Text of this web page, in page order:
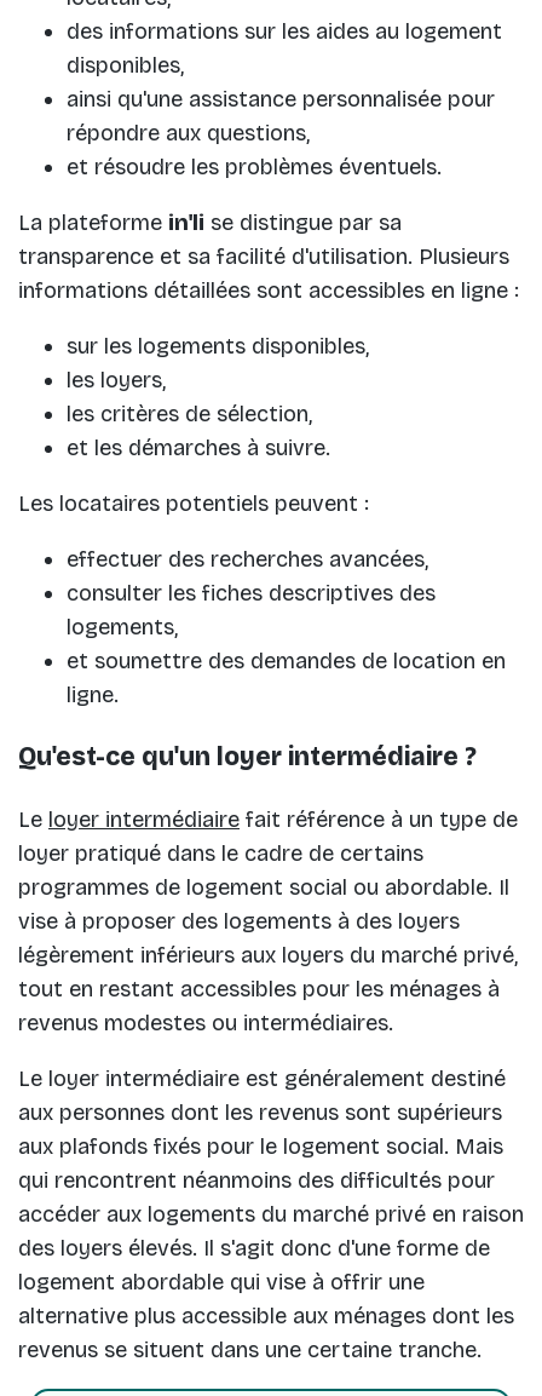
des informations sur les aides au logement
disponibles,
ainsi qu'une assistance personnalisée pour
répondre aux questions,
et résoudre les problèmes éventuels.
La plateforme in'li se distingue par sa
transparence et sa facilité d'utilisation. Plusieurs
informations détaillées sont accessibles en ligne :
sur les logements disponibles,
les loyers,
les critères de sélection,
et les démarches à suivre.
Les locataires potentiels peuvent :
effectuer des recherches avancées,
consulter les fiches descriptives des
logements,
et soumettre des demandes de location en
ligne.
Qu'est-ce qu'un loyer intermédiaire ?
Le loyer intermédiaire fait référence à un type de
loyer pratiqué dans le cadre de certains
programmes de logement social ou abordable. Il
vise à proposer des logements à des loyers
légèrement inférieurs aux loyers du marché privé,
tout en restant accessibles pour les ménages à
revenus modestes ou intermédiaires.
Le loyer intermédiaire est généralement destiné
aux personnes dont les revenus sont supérieurs
aux plafonds fixés pour le logement social. Mais
qui rencontrent néanmoins des difficultés pour
accéder aux logements du marché privé en raison
des loyers élevés. Il s'agit donc d'une forme de
logement abordable qui vise à offrir une
alternative plus accessible aux ménages dont les
revenus se situent dans une certaine tranche.